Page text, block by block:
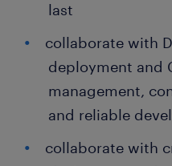
last
collaborate with
deployment and
management,
and reliable
collaborate with